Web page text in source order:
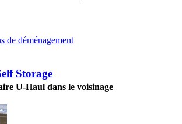
de déménagement
Storage
U-Haul dans le voisinage